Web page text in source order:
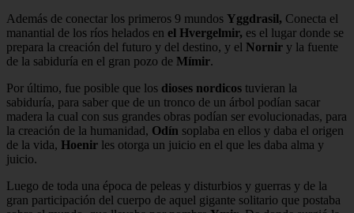
Además de conectar los primeros 9 mundos Yggdrasil, Conecta el
manantial de los ríos helados en el Hvergelmir, es el lugar donde se
prepara la creación del futuro y del destino, y el Nornir y la fuente
de la sabiduría en el gran pozo de Mímir.
Por último, fue posible que los dioses nordicos tuvieran la
sabiduría, para saber que de un tronco de un árbol podían sacar
madera la cual con sus grandes obras podían ser evolucionadas, para
la creación de la humanidad, Odín soplaba en ellos y daba el origen
de la vida, Hoenir les otorga un juicio en el que les daba alma y
juicio.
Luego de toda una época de peleas y disturbios y guerras y de la
gran participación del cuerpo de aquel gigante solitario que postaba